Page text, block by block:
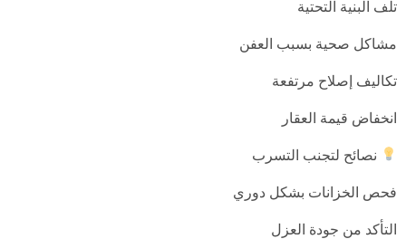
تلف البنية التحتية
مشاكل صحية بسبب العفن
تكاليف إصلاح مرتفعة
انخفاض قيمة العقار
نصائح لتجنب التسرب
فحص الخزانات بشكل دوري
التأكد من جودة العزل